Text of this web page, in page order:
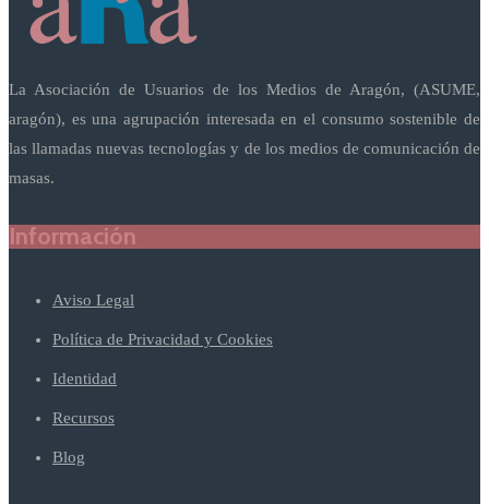
La Asociación de Usuarios de los Medios de Aragón, (ASUME,
aragón), es una agrupación interesada en el consumo sostenible de
las llamadas nuevas tecnologías y de los medios de comunicación de
masas.
Información
Aviso Legal
Política de Privacidad y Cookies
Identidad
Recursos
Blog